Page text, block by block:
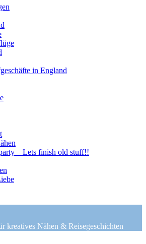
in England
– Lets finish old stuff!!
kreatives Nähen & Reisegeschichten